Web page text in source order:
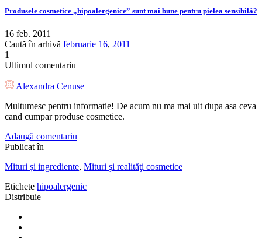
Produsele cosmetice „hipoalergenice” sunt mai bune pentru pielea sensibilă?
16 feb. 2011
Caută în arhivă februarie 16, 2011
1
Ultimul comentariu
Alexandra Cenuse
Multumesc pentru informatie! De acum nu ma mai uit dupa asa ceva
cand cumpar produse cosmetice.
Adaugă comentariu
Publicat în
Mituri și ingrediente, Mituri şi realităţi cosmetice
Etichete hipoalergenic
Distribuie